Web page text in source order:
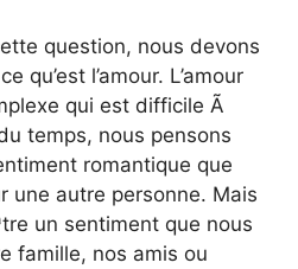
question, nous devons
qu’est l’amour. L’amour
qui est difficile Ã
temps, nous pensons
romantique que
une autre personne. Mais
un sentiment que nous
famille, nos amis ou